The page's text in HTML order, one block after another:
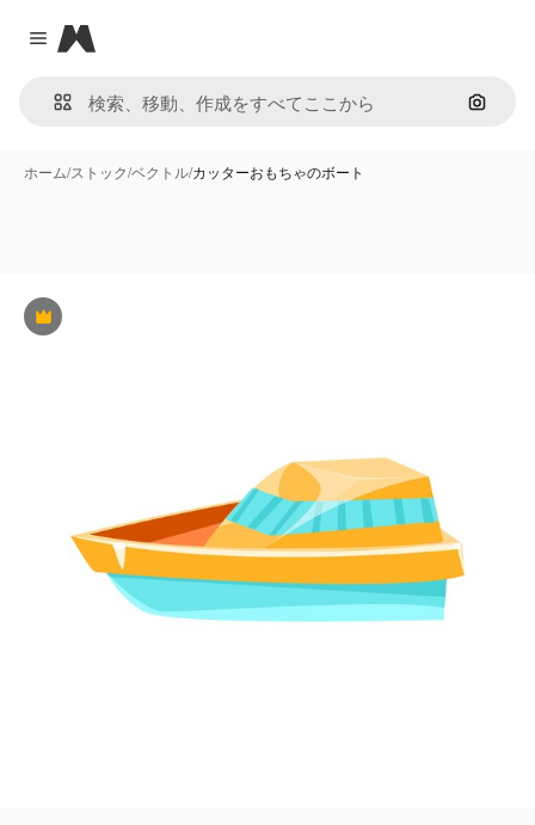
Close menu
Magnific
画像で
ホーム/ストック/ベクトル/カッターおもちゃのボート
Premium